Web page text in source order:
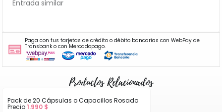
Entrada similar
Paga con tus tarjetas de crédito o débito bancarias con WebPay de
Transbank o con Mercadopago.
Productos Relacionados
Pack de 20 Cápsulas o Capacillos Rosado
Precio 1.990 $